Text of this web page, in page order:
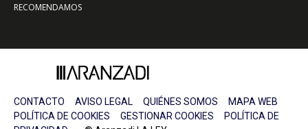
RECOMENDAMOS
CONTACTO AVISO LEGAL QUIÉNES SOMOS
MAPA WEB
POLÍTICA DE COOKIES
GESTIONAR COOKIES
POLÍTICA DE